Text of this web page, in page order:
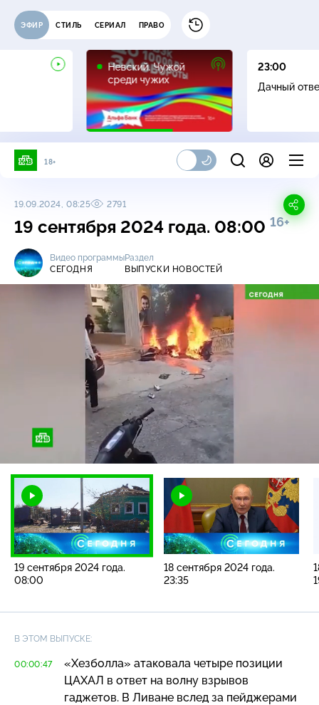
ЭФИР СТИЛЬ СЕРИАЛ ПРАВО
Невский. Чужой
среди чужих
16+
23:00
Дачный
18+
19.09.2024, 08:25 2791
19 сентября 2024 года. 08:00 16+
Видео программы
СЕГОДНЯ
Раздел
ВЫПУСКИ НОВОСТЕЙ
Загрузка:
19 сентября 2024 года.
08:00
18 сентября 2024 года.
23:35
В ЭТОМ ВЫПУСКЕ:
00:00:47
«Хезболла» атаковала четыре позиции
ЦАХАЛ в ответ на волну взрывов
гаджетов. В Ливане вслед за пейджерами